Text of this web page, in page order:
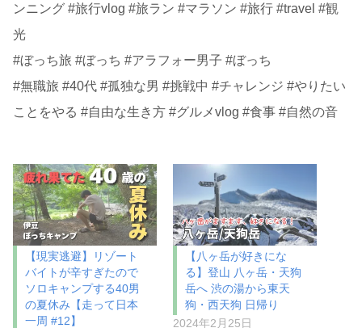
ンニング #旅行vlog #旅ラン #マラソン #旅行 #travel #観
光
#ぼっち旅 #ぼっち #アラフォー男子 #ぼっち
#無職旅 #40代 #孤独な男 #挑戦中 #チャレンジ #やりたい
ことをやる #自由な生き方 #グルメvlog #食事 #自然の音
【現実逃避】リゾート
バイトが辛すぎたので
ソロキャンプする40男
の夏休み【走って日本
一周 #12】
【八ヶ岳が好きにな
る】登山 八ヶ岳・天狗
岳へ 渋の湯から東天
狗・西天狗 日帰り
2024年2月25日